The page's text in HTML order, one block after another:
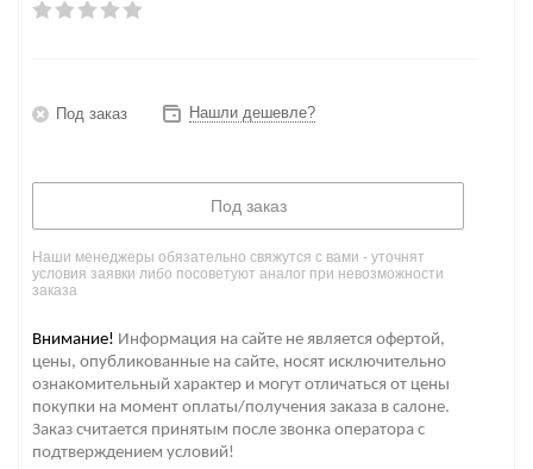
Под заказ Нашли дешевле?
Под заказ
Наши менеджеры обязательно свяжутся с вами - уточнят
условия заявки либо посоветуют аналог при невозможности
заказа
Внимание! Информация на сайте не является офертой,
цены, опубликованные на сайте, носят исключительно
ознакомительный характер и могут отличаться от цены
покупки на момент оплаты/получения заказа в салоне.
Заказ считается принятым после звонка оператора с
подтверждением условий!